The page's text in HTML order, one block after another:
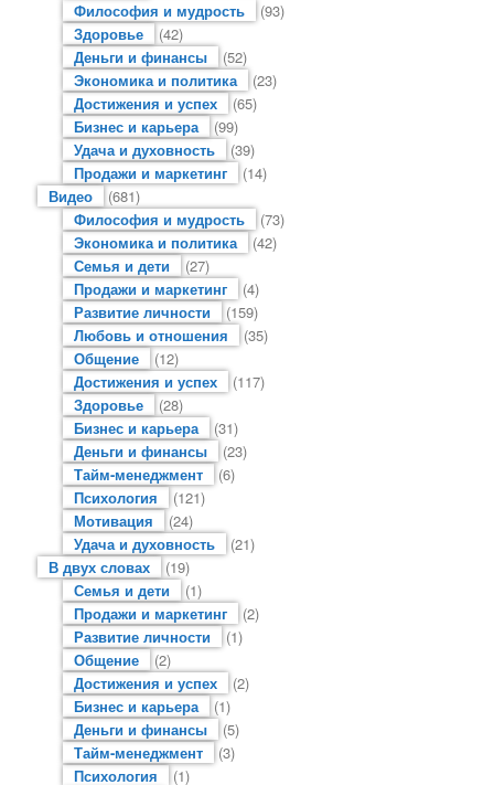
Философия и мудрость
(93)
Здоровье
(42)
Деньги и финансы
(52)
Экономика и политика
(23)
Достижения и успех
(65)
Бизнес и карьера
(99)
Удача и духовность
(39)
Продажи и маркетинг
(14)
Видео
(681)
Философия и мудрость
(73)
Экономика и политика
(42)
Семья и дети
(27)
Продажи и маркетинг
(4)
Развитие личности
(159)
Любовь и отношения
(35)
Общение
(12)
Достижения и успех
(117)
Здоровье
(28)
Бизнес и карьера
(31)
Деньги и финансы
(23)
Тайм-менеджмент
(6)
Психология
(121)
Мотивация
(24)
Удача и духовность
(21)
В двух словах
(19)
Семья и дети
(1)
Продажи и маркетинг
(2)
Развитие личности
(1)
Общение
(2)
Достижения и успех
(2)
Бизнес и карьера
(1)
Деньги и финансы
(5)
Тайм-менеджмент
(3)
Психология
(1)